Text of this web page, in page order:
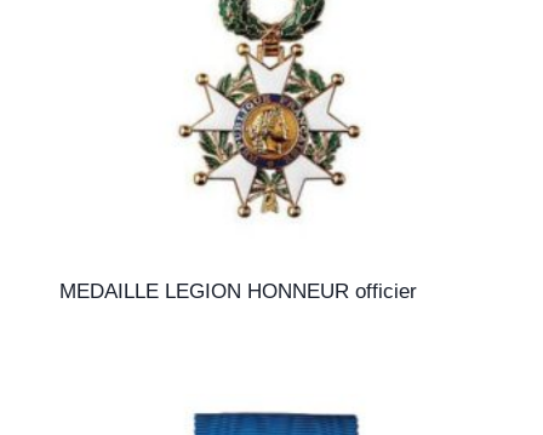
MEDAILLE LEGION HONNEUR officier